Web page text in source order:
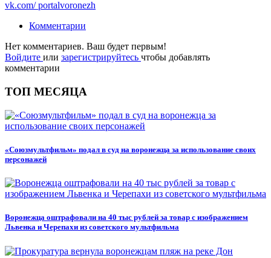
vk.com/portalvoronezh
Комментарии
Нет комментариев. Ваш будет первым!
Войдите или зарегистрируйтесь чтобы добавлять
комментарии
ТОП МЕСЯЦА
«Союзмультфильм» подал в суд на воронежца за использование своих
персонажей
Воронежца оштрафовали на 40 тыс рублей за товар с изображением
Львенка и Черепахи из советского мультфильма